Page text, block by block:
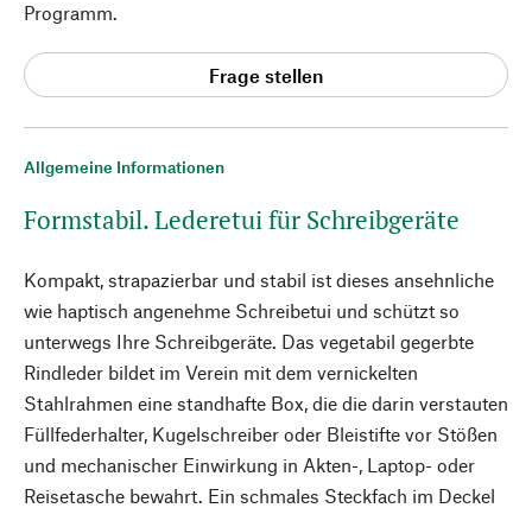
Allgemeine Informationen
Formstabil. Lederetui für Schreibgeräte
Kompakt, strapazierbar und stabil ist dieses ansehnliche
wie haptisch angenehme Schreibetui und schützt so
unterwegs Ihre Schreibgeräte. Das vegetabil gegerbte
Rindleder bildet im Verein mit dem vernickelten
Stahlrahmen eine standhafte Box, die die darin verstauten
Füllfederhalter, Kugelschreiber oder Bleistifte vor Stößen
und mechanischer Einwirkung in Akten-, Laptop- oder
Reisetasche bewahrt. Ein schmales Steckfach im Deckel
Programm.
Frage stellen